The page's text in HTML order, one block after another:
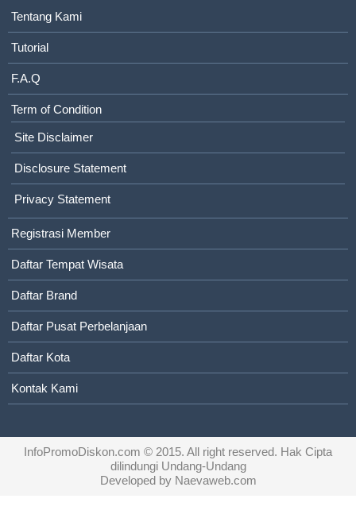
Tentang Kami
Tutorial
F.A.Q
Term of Condition
Site Disclaimer
Disclosure Statement
Privacy Statement
Registrasi Member
Daftar Tempat Wisata
Daftar Brand
Daftar Pusat Perbelanjaan
Daftar Kota
Kontak Kami
InfoPromoDiskon.com © 2015. All right reserved. Hak Cipta
dilindungi Undang-Undang
Developed by Naevaweb.com